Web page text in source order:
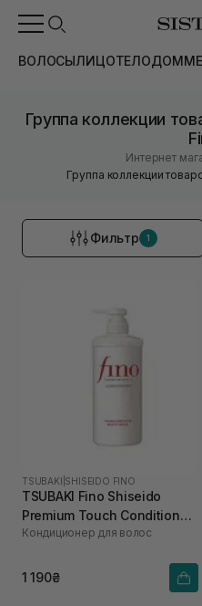
ВОЛОСЫЛИЦОТЕЛОДОМ
Группа коллекции
Интернет
Группа коллекции
Фильтр 1
TSUBAKI SHISEIDO FINO
TSUBAKI Fino Shiseido
Premium Touch Conditioner
550 мл
Кондиционер для волос
1 190₴